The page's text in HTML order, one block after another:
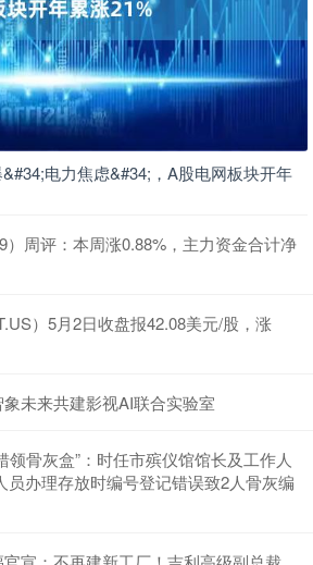
电力焦虑&#34;，A股电网板块开年
）周评：本周涨0.88%，主力资金合计净
）5月2日收盘报42.08美元/股，涨
未来共建影视AI联合实验室
领骨灰盒”：时任市殡仪馆馆长及工作人
员办理存放时编号登记错误致2人骨灰编